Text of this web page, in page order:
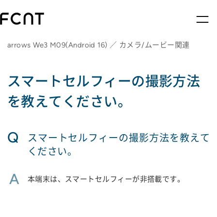
arrows We3 M09(Android 16) ／ カメラ/ムービー関連
スマートセルフィーの撮影方法
を教えてください。
Q
スマートセルフィーの撮影方法を教えて
ください。
A 本端末は、スマートセルフィーが非搭載です。